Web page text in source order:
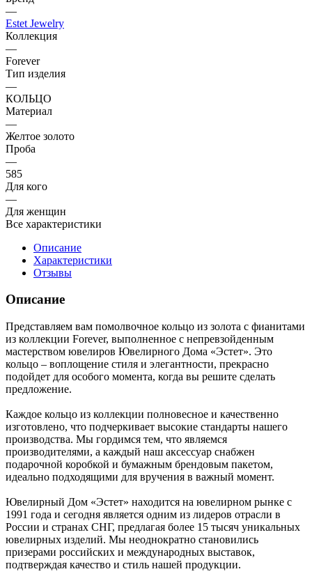
—
Estet Jewelry
Коллекция
—
Forever
Тип изделия
—
КОЛЬЦО
Материал
—
Желтое золото
Проба
—
585
Для кого
—
Для женщин
Все характеристики
Описание
Характеристики
Отзывы
Описание
Представляем вам помолвочное кольцо из золота с фианитами
из коллекции Forever, выполненное с непревзойденным
мастерством ювелиров Ювелирного Дома «Эстет». Это
кольцо – воплощение стиля и элегантности, прекрасно
подойдет для особого момента, когда вы решите сделать
предложение.
Каждое кольцо из коллекции полновесное и качественно
изготовлено, что подчеркивает высокие стандарты нашего
производства. Мы гордимся тем, что являемся
производителями, а каждый наш аксессуар снабжен
подарочной коробкой и бумажным брендовым пакетом,
идеально подходящими для вручения в важный момент.
Ювелирный Дом «Эстет» находится на ювелирном рынке с
1991 года и сегодня является одним из лидеров отрасли в
России и странах СНГ, предлагая более 15 тысяч уникальных
ювелирных изделий. Мы неоднократно становились
призерами российских и международных выставок,
подтверждая качество и стиль нашей продукции.